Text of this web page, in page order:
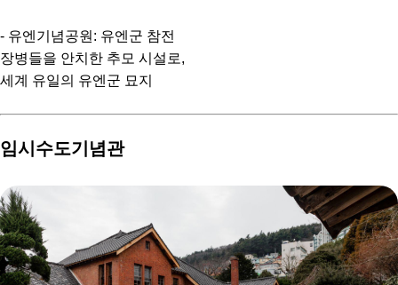
- 유엔기념공원: 유엔군 참전
장병들을 안치한 추모 시설로,
세계 유일의 유엔군 묘지
임시수도기념관